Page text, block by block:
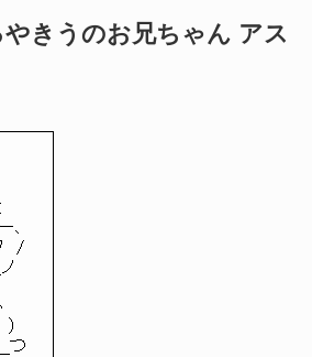
きうのお兄ちゃん アス
､
　/
つ